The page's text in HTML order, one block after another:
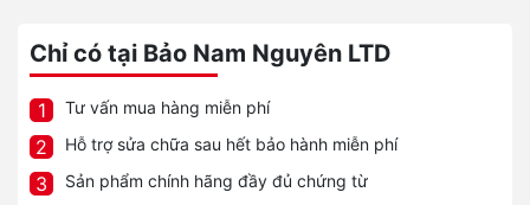
Chỉ có tại Bảo Nam Nguyên LTD
1 Tư vấn mua hàng miễn phí
2 Hỗ trợ sửa chữa sau hết bảo hành miễn phí
3 Sản phẩm chính hãng đầy đủ chứng từ